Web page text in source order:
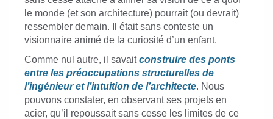
le monde (et son architecture) pourrait (ou devrait)
ressembler demain. Il était sans conteste un
visionnaire animé de la curiosité d’un enfant.
Comme nul autre, il savaitconstruire des ponts
entre les préoccupations structurelles de
l’ingénieur et l’intuition de l’architecte. Nous
pouvons constater, en observant ses projets en
acier, qu’il repoussait sans cesse les limites de ce